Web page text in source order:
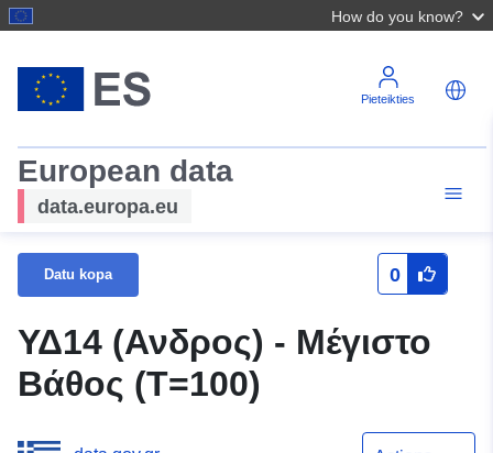
How do you know?
Pieteikties
European data
data.europa.eu
Datu kopa 0
ΥΔ14 (Ανδρος) - Μέγιστο
Βάθος (T=100)